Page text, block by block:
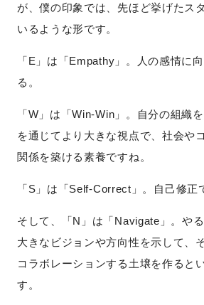
が、僕の印象では、先ほど挙げたス
いるような形です。
「E」は「Empathy」。人の感情に
る。
「W」は「Win-Win」。自分の組織
を通じてより大きな視点で、社会や
関係を築ける素養ですね。
「S」は「Self-Correct」。自己修正
そして、「N」は「Navigate」。や
大きなビジョンや方向性を示して、
コラボレーションする土壌を作ると
す。